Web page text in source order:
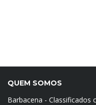
QUEM SOMOS
Barbacena - Classificados